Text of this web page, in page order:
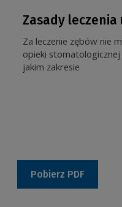
Zasady
Za leczenie zębów nie
opieki
jakim zakresie
Pobierz PDF